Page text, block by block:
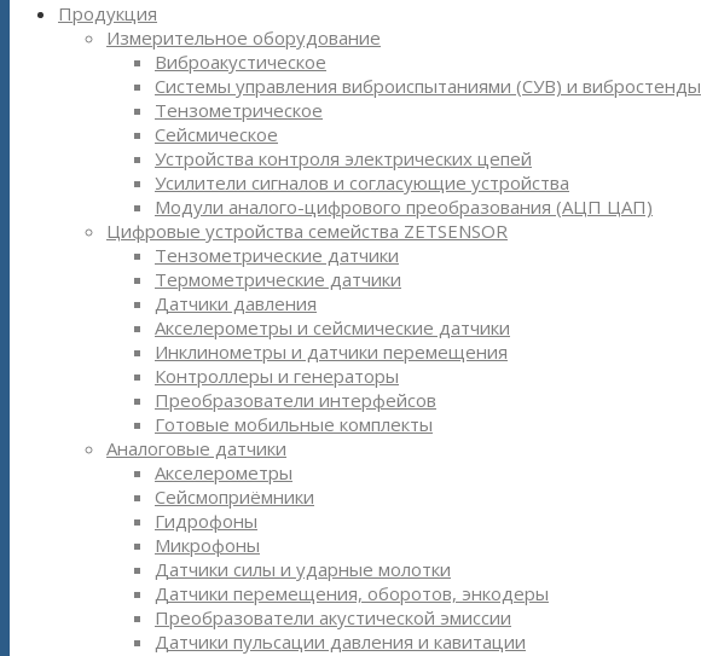
Продукция
Измерительное оборудование
Виброакустическое
Системы управления виброиспытаниями (СУВ) и вибростенды
Тензометрическое
Сейсмическое
Устройства контроля электрических цепей
Усилители сигналов и согласующие устройства
Модули аналого-цифрового преобразования (АЦП ЦАП)
Цифровые устройства семейства ZETSENSOR
Тензометрические датчики
Термометрические датчики
Датчики давления
Акселерометры и сейсмические датчики
Инклинометры и датчики перемещения
Контроллеры и генераторы
Преобразователи интерфейсов
Готовые мобильные комплекты
Аналоговые датчики
Акселерометры
Сейсмоприёмники
Гидрофоны
Микрофоны
Датчики силы и ударные молотки
Датчики перемещения, оборотов, энкодеры
Преобразователи акустической эмиссии
Датчики пульсации давления и кавитации